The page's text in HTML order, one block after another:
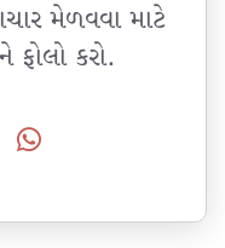
મેળવવા માટે
કરો.